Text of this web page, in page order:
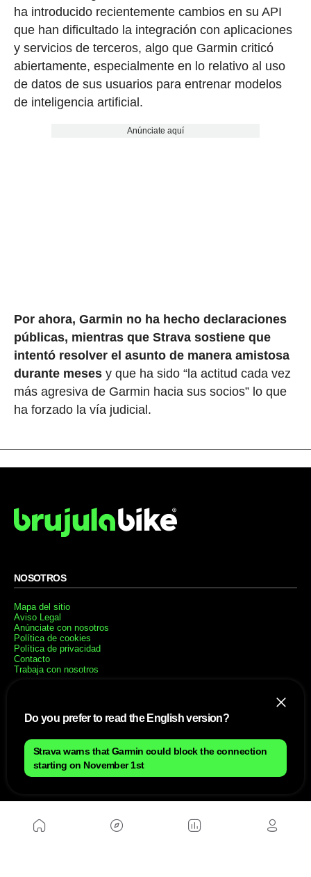
ha introducido recientemente cambios en su API
que han dificultado la integración con aplicaciones
y servicios de terceros, algo que Garmin criticó
abiertamente, especialmente en lo relativo al uso
de datos de sus usuarios para entrenar modelos
de inteligencia artificial.
Anúnciate aquí
Por ahora, Garmin no ha hecho declaraciones
públicas, mientras que Strava sostiene que
intentó resolver el asunto de manera amistosa
durante mesesy que ha sido “la actitud cada vez
más agresiva de Garmin hacia sus socios” lo que
ha forzado la vía judicial.
NOSOTROS
Mapa del sitio
Aviso Legal
Anúnciate con nosotros
Política de cookies
Política de privacidad
Contacto
Trabaja con nosotros
Do you prefer to read the English version?
Strava warns that Garmin could block the connection
starting on November 1st